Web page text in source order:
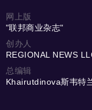
网上版
"联邦商业杂志"
创办人
REGIONAL NEWS
总编辑
Khairutdinova斯韦特